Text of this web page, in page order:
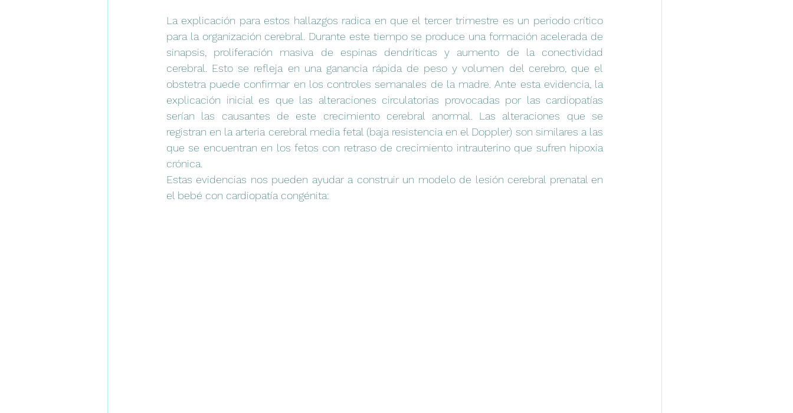
La explicación para estos hallazgos radica en que el tercer trimestre es un periodo crítico
para la organización cerebral. Durante este tiempo se produce una formación acelerada de
sinapsis, proliferación masiva de espinas dendríticas y aumento de la conectividad
cerebral. Esto se refleja en una ganancia rápida de peso y volumen del cerebro, que el
obstetra puede confirmar en los controles semanales de la madre. Ante esta evidencia, la
explicación inicial es que las alteraciones circulatorias provocadas por las cardiopatías
serían las causantes de este crecimiento cerebral anormal. Las alteraciones que se
registran en la arteria cerebral media fetal (baja resistencia en el Doppler) son similares a las
que se encuentran en los fetos con retraso de crecimiento intrauterino que sufren hipoxia
crónica.
Estas evidencias nos pueden ayudar a construir un modelo de lesión cerebral prenatal en
el bebé con cardiopatía congénita: